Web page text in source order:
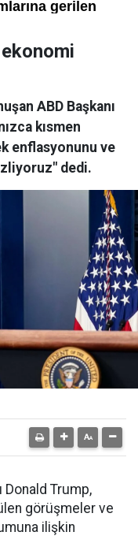
ABD Başkanı
kısmen
enflasyonunu ve
dedi.
Donald Trump,
görüşmeler ve
ilişkin